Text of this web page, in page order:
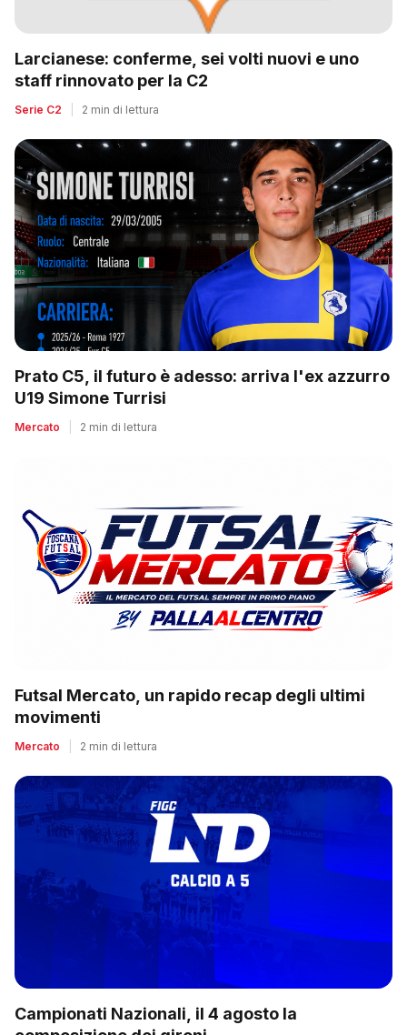
Larcianese: conferme, sei volti nuovi e uno
staff rinnovato per la C2
Serie C2 2 min di lettura
Prato C5, il futuro è adesso: arriva l'ex azzurro
U19 Simone Turrisi
Mercato 2 min di lettura
Futsal Mercato, un rapido recap degli ultimi
movimenti
Mercato 2 min di lettura
Campionati Nazionali, il 4 agosto la